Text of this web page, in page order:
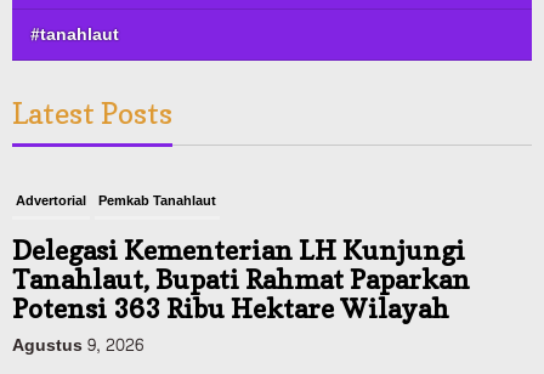
#tanahlaut
Latest Posts
Advertorial Pemkab Tanahlaut
Delegasi Kementerian LH Kunjungi
Tanahlaut, Bupati Rahmat Paparkan
Potensi 363 Ribu Hektare Wilayah
Agustus 9, 2026